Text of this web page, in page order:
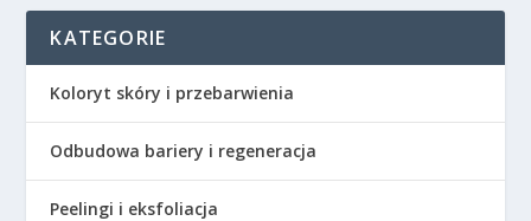
KATEGORIE
Koloryt skóry i przebarwienia
Odbudowa bariery i regeneracja
Peelingi i eksfoliacja